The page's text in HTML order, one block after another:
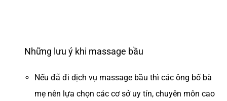
Những lưu ý khi massage bầu
Nếu đã đi dịch vụ massage bầu thì các ông bố bà
mẹ nên lựa chọn các cơ sở uy tín, chuyên môn cao